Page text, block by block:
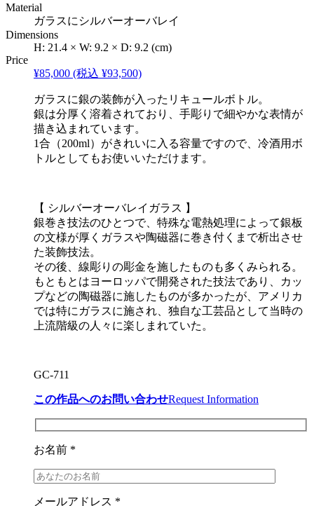
Material
ガラスにシルバーオーバレイ
Dimensions
H: 21.4 × W: 9.2 × D: 9.2 (cm)
Price
¥85,000 (税込 ¥93,500)
ガラスに銀の装飾が入ったリキュールボトル。
銀は分厚く溶着されており、手彫りで細やかな表情が
描き込まれています。
1合（200ml）がきれいに入る容量ですので、冷酒用ボ
トルとしてもお使いいただけます。
【 シルバーオーバレイガラス 】
銀巻き技法のひとつで、特殊な電熱処理によって銀板
の文様が厚くガラスや陶磁器に巻き付くまで析出させ
た装飾技法。
その後、線彫りの彫金を施したものも多くみられる。
もともとはヨーロッパで開発された技法であり、カッ
プなどの陶磁器に施したものが多かったが、アメリカ
では特にガラスに施され、独自な工芸品として当時の
上流階級の人々に楽しまれていた。
GC-711
この作品へのお問い合わせRequest Information
お名前 *
メールアドレス *